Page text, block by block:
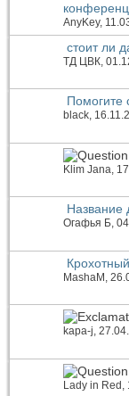
AnyKey,
стоит ли
ТД ЦВК ,
Помогите
black,
Klim Jana ,
Название
Огафья Б,
MashaM ,
kapa-j,
Lady in Red